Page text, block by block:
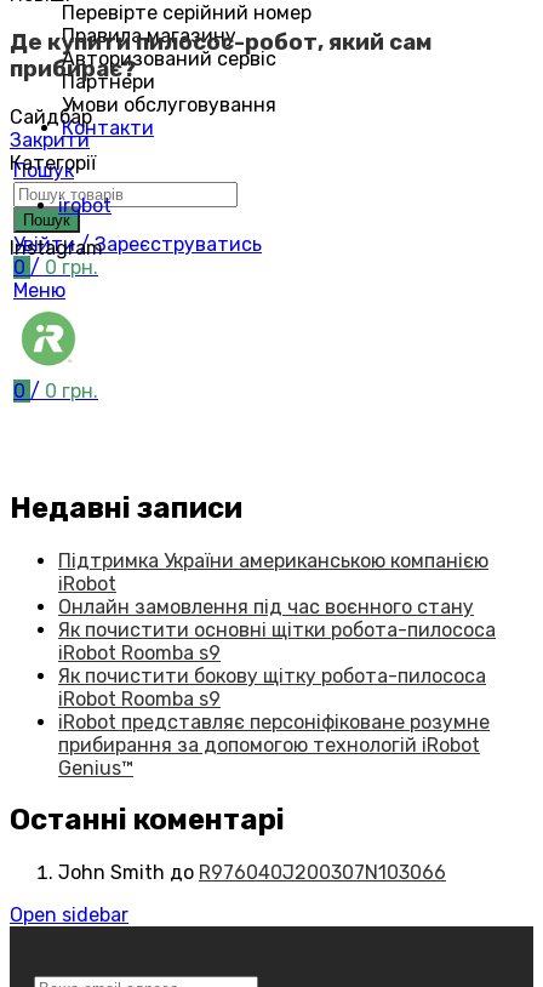
Перевірте серійний номер
Правила магазину
Авторизований сервіс
Партнери
Умови обслуговування
Контакти
Пошук
Пошук
Увійти / Зареєструватись
0 / 0грн.
Меню
0 / 0 грн.
Де купити пилосос-робот, який сам
прибирає?
Сайдбар
Закрити
Категорії
irobot
Instagram
Недавні записи
Підтримка України американською компанією
iRobot
Онлайн замовлення під час воєнного стану
Як почистити основні щітки робота-пилососа
iRobot Roomba s9
Як почистити бокову щітку робота-пилососа
iRobot Roomba s9
iRobot представляє персоніфіковане розумне
прибирання за допомогою технологій iRobot
Genius™
Останні коментарі
John Smith до R976040J200307N103066
Open sidebar